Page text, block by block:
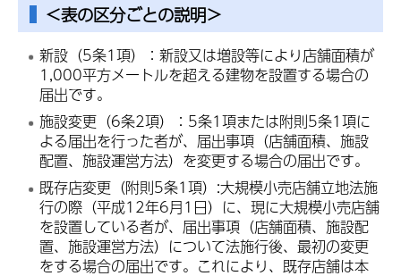
＜表の区分ごとの説明＞
新設（5条1項）：新設又は増設等により店舗面積が
1,000平方メートルを超える建物を設置する場合の
届出です。
施設変更（6条2項）：5条1項または附則5条1項に
よる届出を行った者が、届出事項（店舗面積、施設
配置、施設運営方法）を変更する場合の届出です。
既存店変更（附則5条1項）:大規模小売店舗立地法施
行の際（平成12年6月1日）に、現に大規模小売店舗
を設置している者が、届出事項（店舗面積、施設配
置、施設運営方法）について法施行後、最初の変更
をする場合の届出です。これにより、既存店舗は本